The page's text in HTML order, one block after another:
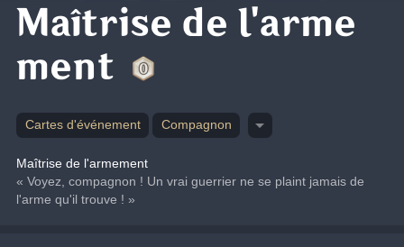
Maîtrise de l'arme
ment
Cartes d'événement Compagnon
Maîtrise de l'armement
« Voyez, compagnon ! Un vrai guerrier ne se plaint jamais de
l'arme qu'il trouve ! »